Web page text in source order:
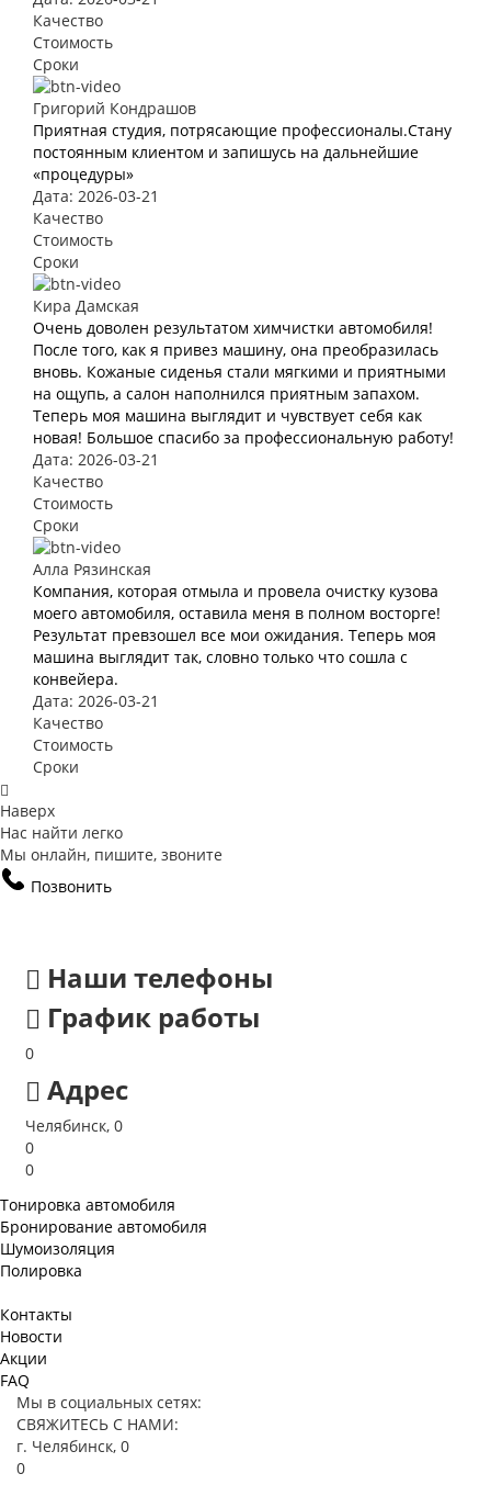
Качество
Стоимость
Сроки
Григорий Кондрашов
Приятная студия, потрясающие профессионалы.Стану
постоянным клиентом и запишусь на дальнейшие
«процедуры»
Дата: 2026-03-21
Качество
Стоимость
Сроки
Кира Дамская
Очень доволен результатом химчистки автомобиля!
После того, как я привез машину, она преобразилась
вновь. Кожаные сиденья стали мягкими и приятными
на ощупь, а салон наполнился приятным запахом.
Теперь моя машина выглядит и чувствует себя как
новая! Большое спасибо за профессиональную работу!
Дата: 2026-03-21
Качество
Стоимость
Сроки
Алла Рязинская
Компания, которая отмыла и провела очистку кузова
моего автомобиля, оставила меня в полном восторге!
Результат превзошел все мои ожидания. Теперь моя
машина выглядит так, словно только что сошла с
конвейера.
Дата: 2026-03-21
Качество
Стоимость
Сроки
Наверх
Нас найти легко
Мы онлайн, пишите, звоните
Позвонить
Наши телефоны
График работы
0
Адрес
Челябинск, 0
0
0
Контакты
Новости
Акции
FAQ
Тонировка автомобиля
Бронирование автомобиля
Шумоизоляция
Полировка
Мы в социальных сетях:
СВЯЖИТЕСЬ С НАМИ:
г. Челябинск, 0
0